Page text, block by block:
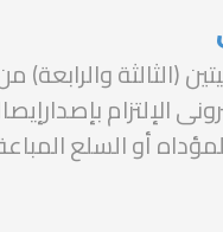
(الثالثة والرابعة)
الإلتزام
أو السلع